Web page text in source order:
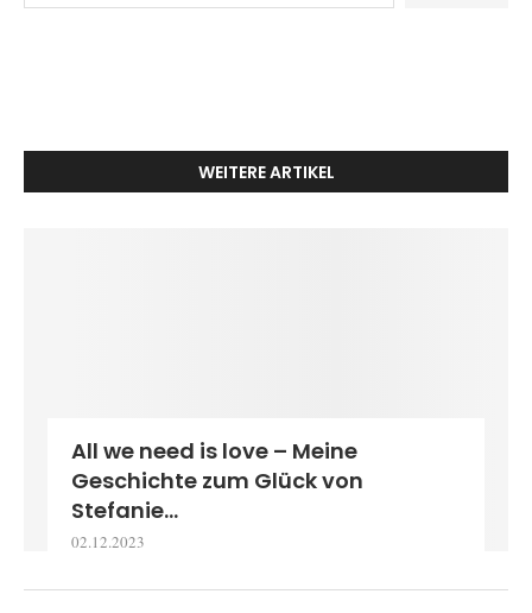
WEITERE ARTIKEL
All we need is love – Meine
Geschichte zum Glück von
Stefanie...
02.12.2023